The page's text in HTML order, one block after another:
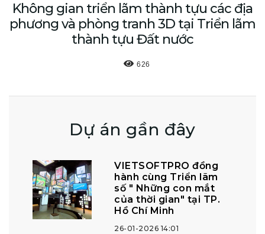
Không gian triển lãm thành tựu các địa
phương và phòng tranh 3D tại Triển lãm
thành tựu Đất nước
626
Dự án gần đây
VIETSOFTPRO đồng
hành cùng Triển lãm
số " Những con mắt
của thời gian" tại TP.
Hồ Chí Minh
26-01-2026 14:01